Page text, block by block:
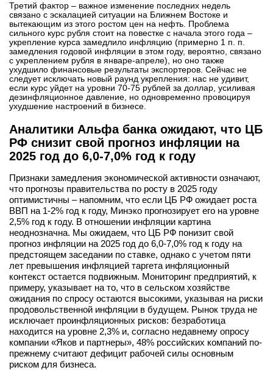
Третий фактор – важное изменение последних недель
связано с эскалацией ситуации на Ближнем Востоке и
вытекающим из этого ростом цен на нефть. Проблема
сильного курс рубля стоит на повестке с начала этого года –
укрепление курса замедлило инфляцию (примерно 1 п. п.
замедления годовой инфляции в этом году, вероятно, связано
с укреплением рубля в январе-апреле), но оно также
ухудшило финансовые результаты экспортеров. Сейчас не
следует исключать новый раунд укрепления: нас не удивит,
если курс уйдет на уровни 70-75 рублей за доллар, усиливая
дезинфляционное давление, но одновременно провоцируя
ухудшение настроений в бизнесе.
Аналитики Альфа банка ожидают, что ЦБ
РФ снизит свой прогноз инфляции на
2025 год до 6,0-7,0% год к году
Признаки замедления экономической активности означают,
что прогнозы правительства по росту в 2025 году
оптимистичны – напомним, что если ЦБ РФ ожидает роста
ВВП на 1-2% год к году, Минэко прогнозирует его на уровне
2,5% год к году. В отношении инфляции картина
неоднозначна. Мы ожидаем, что ЦБ РФ понизит свой
прогноз инфляции на 2025 год до 6,0-7,0% год к году на
предстоящем заседании по ставке, однако с учетом пяти
лет превышения инфляцией таргета инфляционный
контекст остается подвижным. Мониторинг предприятий, к
примеру, указывает на то, что в сельском хозяйстве
ожидания по спросу остаются высокими, указывая на риски
продовольственной инфляции в будущем. Рынок труда не
исключает проинфляционных рисков: безработица
находится на уровне 2,3% и, согласно недавнему опросу
компании «Яков и партнеры», 48% российских компаний по-
прежнему считают дефицит рабочей силы основным
риском для бизнеса.